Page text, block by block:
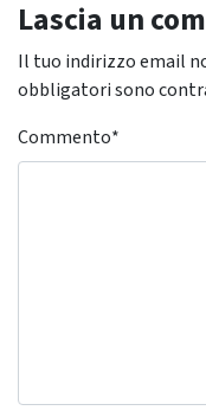
Lascia un
Il tuo indirizzo email
obbligatori sono
Commento*